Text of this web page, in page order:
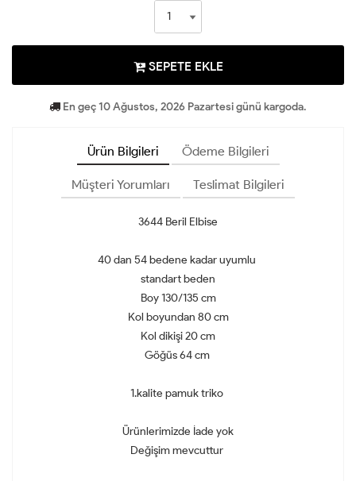
SEPETE EKLE
En geç 10 Ağustos, 2026 Pazartesi günü kargoda.
Ürün Bilgileri Ödeme Bilgileri
Müşteri Yorumları Teslimat Bilgileri
3644 Beril Elbise
40 dan 54 bedene kadar uyumlu
standart beden
Boy 130/135 cm
Kol boyundan 80 cm
Kol dikişi 20 cm
Göğüs 64 cm
1.kalite pamuk triko
Ürünlerimizde İade yok
Değişim mevcuttur